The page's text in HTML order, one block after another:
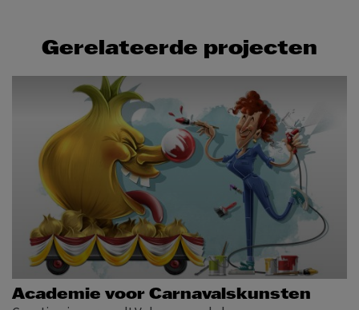
Gerelateerde projecten
Academie voor Carnavalskunsten